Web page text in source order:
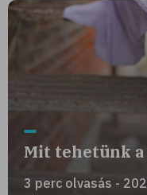
Mit tehetünk
3 perc olvasás -